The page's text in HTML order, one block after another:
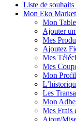
Liste de souhaits
Mon Eko Market
Mon
Ajouter
Mes
Ajoutez
Mes
Mes
Mon Profil
Les
Mon
Mes Frais
Ajout/